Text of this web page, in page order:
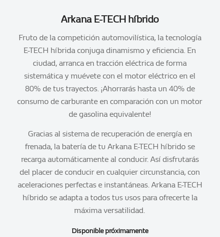
Arkana E-TECH híbrido
Fruto de la competición automovilística, la tecnología
E-TECH híbrida conjuga dinamismo y eficiencia. En
ciudad, arranca en tracción eléctrica de forma
sistemática y muévete con el motor eléctrico en el
80% de tus trayectos. ¡Ahorrarás hasta un 40% de
consumo de carburante en comparación con un motor
de gasolina equivalente!
Gracias al sistema de recuperación de energía en
frenada, la batería de tu Arkana E-TECH híbrido se
recarga automáticamente al conducir. Así disfrutarás
del placer de conducir en cualquier circunstancia, con
aceleraciones perfectas e instantáneas. Arkana E-TECH
híbrido se adapta a todos tus usos para ofrecerte la
máxima versatilidad.
Disponible próximamente